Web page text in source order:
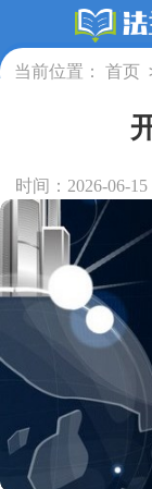
当前位置： 首页
时间：2026-06-15